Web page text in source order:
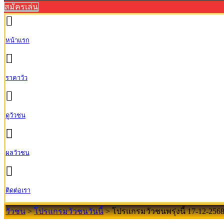
สมัครเล่น
หน้าแรก
ราคาวัว
ดูวัวชน
ผลวัวชน
ติดต่อเรา
วัวชน>โปรแกรมวัวชนวันนี้>โปรแกรมวัวชนพรุ่งนี้ 17-12-2568